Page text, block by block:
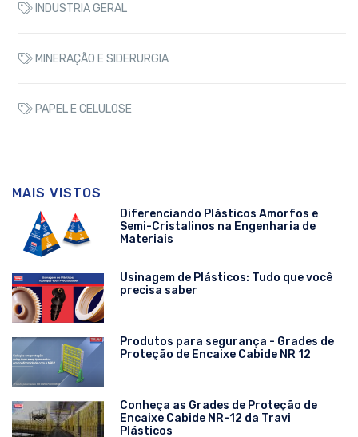
INDUSTRIA GERAL
MINERAÇÃO E SIDERURGIA
PAPEL E CELULOSE
MAIS VISTOS
Diferenciando Plásticos Amorfos e
Semi-Cristalinos na Engenharia de
Materiais
Usinagem de Plásticos: Tudo que você
precisa saber
Produtos para segurança - Grades de
Proteção de Encaixe Cabide NR 12
Conheça as Grades de Proteção de
Encaixe Cabide NR-12 da Travi
Plásticos